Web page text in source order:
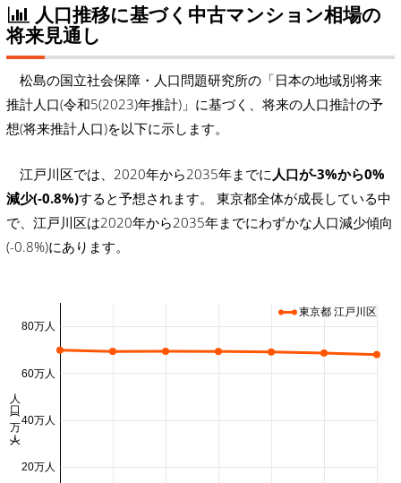
人口推移に基づく中古マンション相場の
将来見通し
松島の国立社会保障・人口問題研究所の「日本の地域別将来
推計人口(令和5(2023)年推計)」に基づく、将来の人口推計の予
想(将来推計人口)を以下に示します。
江戸川区では、2020年から2035年までに 人口が-3%から0%
減少(-0.8%)すると予想されます。 東京都全体が成長している中
で、江戸川区は2020年から2035年までにわずかな人口減少傾向
(-0.8%)にあります。
20万人
40万人
60万人
80万人
人口 (万人)
東京都 江戸川区